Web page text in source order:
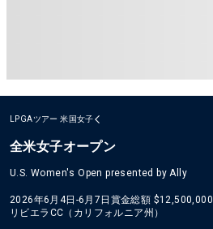
LPGAツアー 米国女子
全米女子オープン
U.S. Women's Open presented by Ally
2026年6月4日-6月7日 賞金総額 $12,500,000
リビエラCC（カリフォルニア州）